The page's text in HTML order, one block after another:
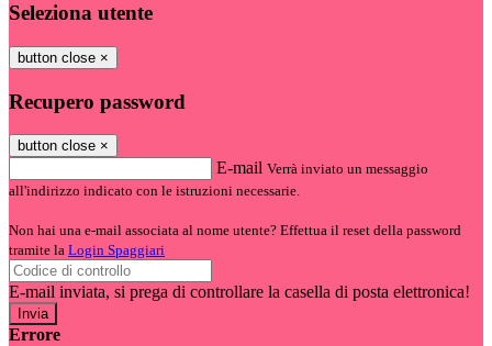
Seleziona utente
button close ×
Recupero password
button close ×
E-mail Verrà inviato un messaggio
all'indirizzo indicato con le istruzioni necessarie.
Non hai una e-mail associata al nome utente? Effettua il reset della password
tramite la Login Spaggiari
E-mail inviata, si prega di controllare la casella di posta elettronica!
Errore